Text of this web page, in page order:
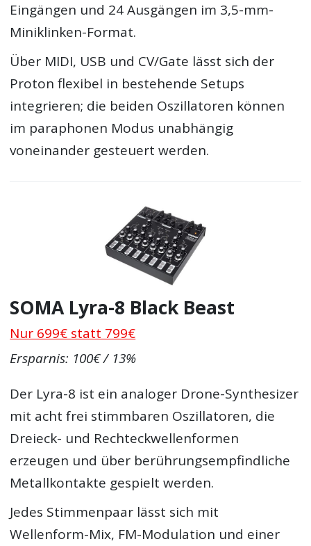
Eingängen und 24 Ausgängen im 3,5-mm-
Miniklinken-Format.
Über MIDI, USB und CV/Gate lässt sich der
Proton flexibel in bestehende Setups
integrieren; die beiden Oszillatoren können
im paraphonen Modus unabhängig
voneinander gesteuert werden.
SOMA Lyra-8 Black Beast
Nur 699€ statt 799€
Ersparnis: 100€ / 13%
Der Lyra-8 ist ein analoger Drone-Synthesizer
mit acht frei stimmbaren Oszillatoren, die
Dreieck- und Rechteckwellenformen
erzeugen und über berührungsempfindliche
Metallkontakte gespielt werden.
Jedes Stimmenpaar lässt sich mit
Wellenform-Mix, FM-Modulation und einer